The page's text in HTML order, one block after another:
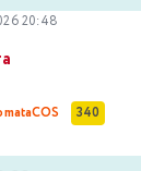
20:48
340